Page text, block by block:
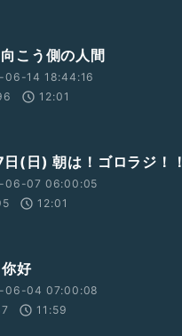
こう側の人間
06-14 18:44:16
12:01
(日) 朝は！ゴロラジ！！
06-07 06:00:05
12:01
好
06-04 07:00:08
11:59